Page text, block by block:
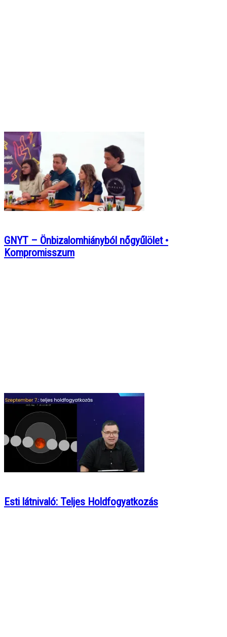
GNYT – Önbizalomhiányból nőgyűlölet •
Kompromisszum
Esti látnivaló: Teljes Holdfogyatkozás